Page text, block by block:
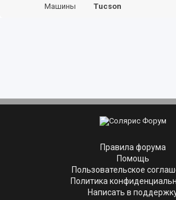
Машины Tucson
Правила форума
Помощь
Пользовательское
Политика
Написать в